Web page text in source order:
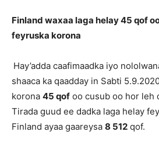
Finland waxaa laga helay 45 qof
feyruska korona
Hay’adda caafimaadka iyo
shaaca ka qaadday in Sabti
korona 45 qof oo cusub oo hor leh
Tirada guud ee dadka laga helay
Finland ayaa gaareysa 8 512 qof.